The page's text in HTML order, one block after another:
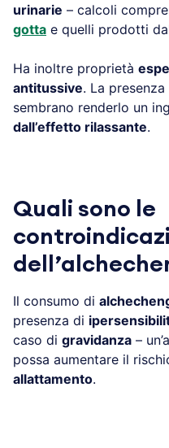
urinarie – calcoli
gotta e quelli prodotti
Ha inoltre proprietà
antitussive. La presenza
sembrano renderlo un
dall’effetto rilassante.
Quali sono le
Il consumo di
presenza di
caso di gravidanza –
possa aumentare il
allattamento.